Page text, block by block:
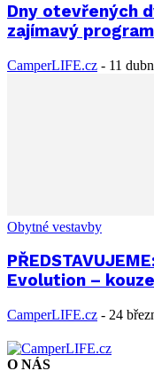
Dny otevřených
zajímavý
CamperLIFE.cz - 11
Obytné vestavby
Evolution –
CamperLIFE.cz - 24
O NÁS